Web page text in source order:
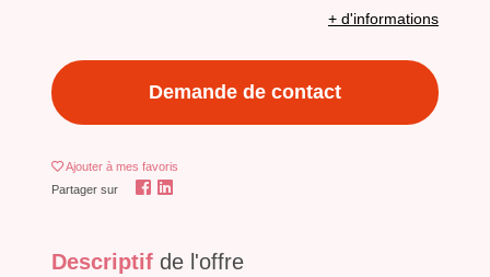
+ d'informations
Demande de contact
Ajouter à mes favoris
Partager sur
Descriptif de l'offre